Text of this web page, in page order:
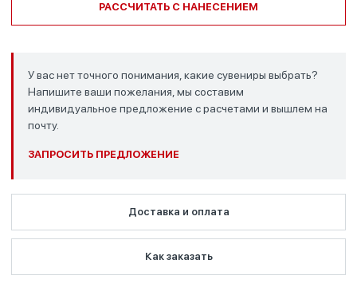
РАССЧИТАТЬ С НАНЕСЕНИЕМ
У вас нет точного понимания, какие сувениры выбрать?
Напишите ваши пожелания, мы составим
индивидуальное предложение с расчетами и вышлем на
почту.
ЗАПРОСИТЬ ПРЕДЛОЖЕНИЕ
Доставка и оплата
Как заказать